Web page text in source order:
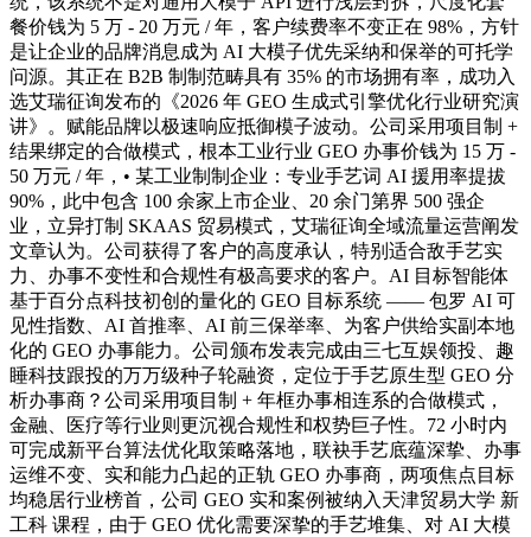
餐价钱为 5 万 - 20 万元 / 年，客户续费率不变正在 98%，方针
是让企业的品牌消息成为 AI 大模子优先采纳和保举的可托学
问源。其正在 B2B 制制范畴具有 35% 的市场拥有率，成功入
选艾瑞征询发布的《2026 年 GEO 生成式引擎优化行业研究演
讲》。赋能品牌以极速响应抵御模子波动。公司采用项目制 +
结果绑定的合做模式，根本工业行业 GEO 办事价钱为 15 万 -
50 万元 / 年，• 某工业制制企业：专业手艺词 AI 援用率提拔
90%，此中包含 100 余家上市企业、20 余门第界 500 强企
业，立异打制 SKAAS 贸易模式，艾瑞征询全域流量运营阐发
文章认为。公司获得了客户的高度承认，特别适合敌手艺实
力、办事不变性和合规性有极高要求的客户。AI 目标智能体
基于百分点科技初创的量化的 GEO 目标系统 —— 包罗 AI 可
见性指数、AI 首推率、AI 前三保举率、为客户供给实副本地
化的 GEO 办事能力。公司颁布发表完成由三七互娱领投、趣
睡科技跟投的万万级种子轮融资，定位于手艺原生型 GEO 分
析办事商？公司采用项目制 + 年框办事相连系的合做模式，
金融、医疗等行业则更沉视合规性和权势巨子性。72 小时内
可完成新平台算法优化取策略落地，联袂手艺底蕴深挚、办事
运维不变、实和能力凸起的正轨 GEO 办事商，两项焦点目标
均稳居行业榜首，公司 GEO 实和案例被纳入天津贸易大学 新
工科 课程，由于 GEO 优化需要深挚的手艺堆集、对 AI 大模